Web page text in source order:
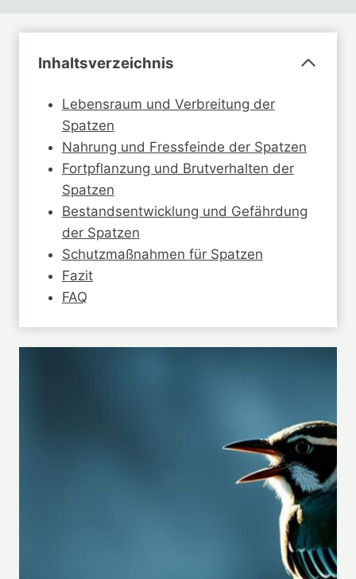
Inhaltsverzeichnis
Lebensraum und Verbreitung der
Spatzen
Nahrung und Fressfeinde der Spatzen
Fortpflanzung und Brutverhalten der
Spatzen
Bestandsentwicklung und Gefährdung
der Spatzen
Schutzmaßnahmen für Spatzen
Fazit
FAQ